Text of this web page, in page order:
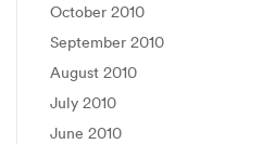
October 2010
September 2010
August 2010
July 2010
June 2010